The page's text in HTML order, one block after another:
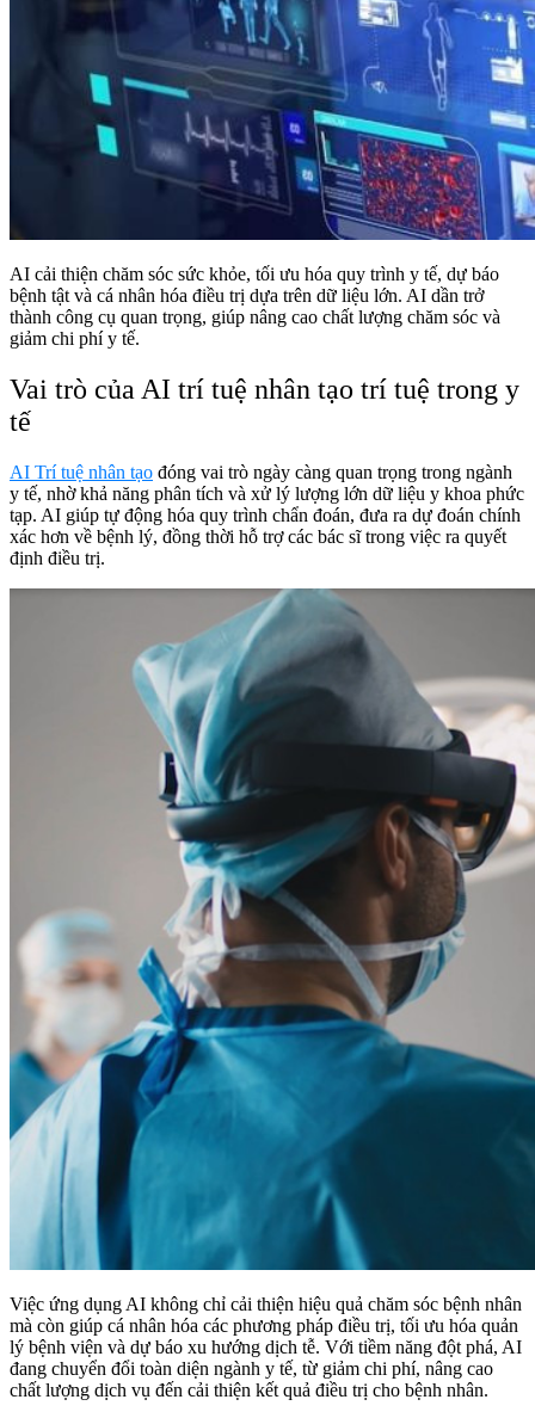
AI cải thiện chăm sóc sức khỏe, tối ưu hóa quy trình y tế, dự báo
bệnh tật và cá nhân hóa điều trị dựa trên dữ liệu lớn. AI dần trở
thành công cụ quan trọng, giúp nâng cao chất lượng chăm sóc và
giảm chi phí y tế.
Vai trò của AI trí tuệ nhân tạo trí tuệ trong y
tế
AI Trí tuệ nhân tạo đóng vai trò ngày càng quan trọng trong ngành
y tế, nhờ khả năng phân tích và xử lý lượng lớn dữ liệu y khoa phức
tạp. AI giúp tự động hóa quy trình chẩn đoán, đưa ra dự đoán chính
xác hơn về bệnh lý, đồng thời hỗ trợ các bác sĩ trong việc ra quyết
định điều trị.
Việc ứng dụng AI không chỉ cải thiện hiệu quả chăm sóc bệnh nhân
mà còn giúp cá nhân hóa các phương pháp điều trị, tối ưu hóa quản
lý bệnh viện và dự báo xu hướng dịch tễ. Với tiềm năng đột phá, AI
đang chuyển đổi toàn diện ngành y tế, từ giảm chi phí, nâng cao
chất lượng dịch vụ đến cải thiện kết quả điều trị cho bệnh nhân.